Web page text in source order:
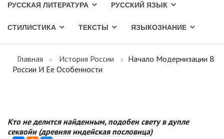
РУССКАЯ ЛИТЕРАТУРА РУССКИЙ ЯЗЫК
СТИЛИСТИКА ТЕКСТЫ ЯЗЫКОЗНАНИЕ
Главная История России
Начало Модернизации В
России И Ее Особенности
Кто не делится найденным, подобен свету в дупле
секвойи (древняя индейская пословица)